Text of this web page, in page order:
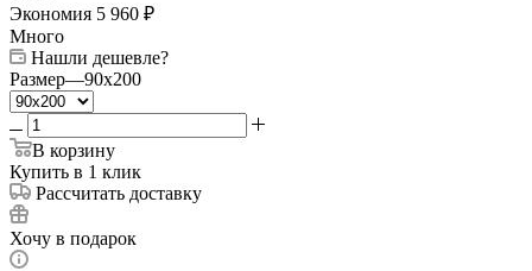
Экономия 5 960 ₽
Много
Нашли дешевле?
Размер—90x200
В корзину
Купить в 1 клик
Рассчитать доставку
Хочу в подарок